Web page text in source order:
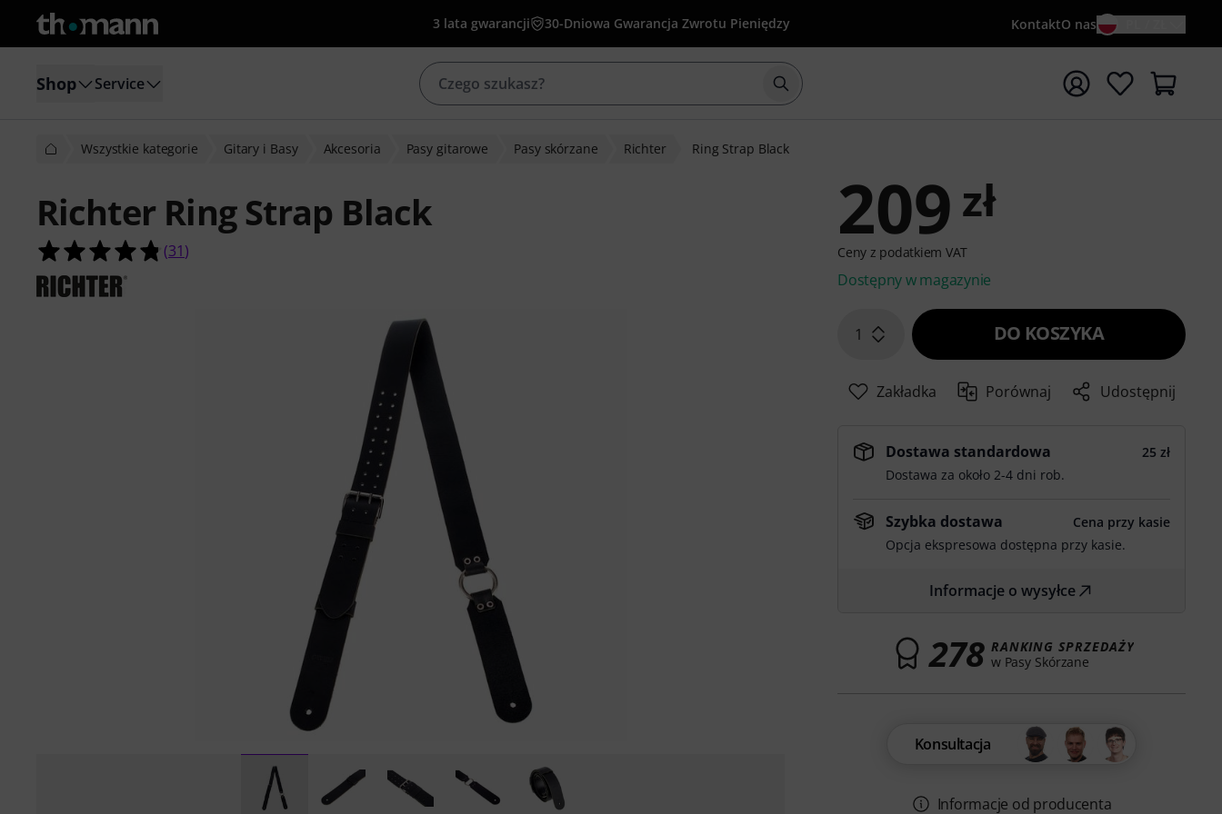
3 lata gwarancji 30-Dniowa Gwarancja Zwrotu Pieniędzy KontaktO nas
Shop Service Rozpocznij wyszukiwanie od słowa kluczowego {searchTerm}
Wszystkie kategorie Gitary i Basy Akcesoria Pasy gitarowe Pasy skórzane Richter Ring Strap Black
Richter Ring Strap Black
4.8 na 5 gwiazdek z 31 ocen klientów
(31) 209 zł
Ceny z podatkiem VAT
Dostępny w magazynie
1 DO KOSZYKA
Zakładka Porównaj Udostępnij
Dostawa standardowa
25 zł
Dostawa za około 2-4 dni rob.
Szybka dostawa
Cena przy kasie
Opcja ekspresowa dostępna przy kasie.
Informacje o wysyłce
278 RANKING SPRZEDAŻY
w Pasy Skórzane
Konsultacja
Informacje od producenta